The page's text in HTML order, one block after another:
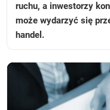
ruchu, a inwestorzy
może wydarzyć się
handel.